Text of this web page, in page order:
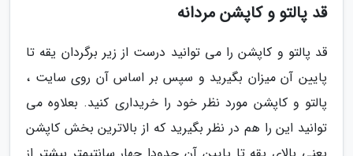
قد پالتو و کاپشن مردانه
قد پالتو و کاپشن را می توانید درست از زیر برگردان یقه تا
پایین آن میزان بگیرید و سپس بر اساس آن روی سایت ،
پالتو و کاپشن مورد نظر خود را خریداری کنید. بعلاوه می
توانید این را هم در نظر بگیرید که از بالاترین بخش کاپشن